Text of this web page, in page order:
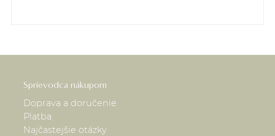
Sprievodca nákupom
Doprava a doručenie
Platba
Najčastejšie otázky